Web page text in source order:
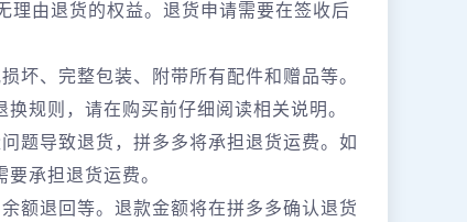
理由退货的权益。退货申请需要在签收后
坏、完整包装、附带所有配件和赠品等。
规则，请在购买前仔细阅读相关说明。
题导致退货，拼多多将承担退货运费。如
承担退货运费。
额退回等。退款金额将在拼多多确认退货